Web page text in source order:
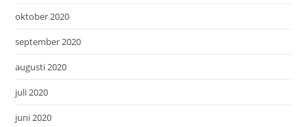
oktober 2020
september 2020
augusti 2020
juli 2020
juni 2020